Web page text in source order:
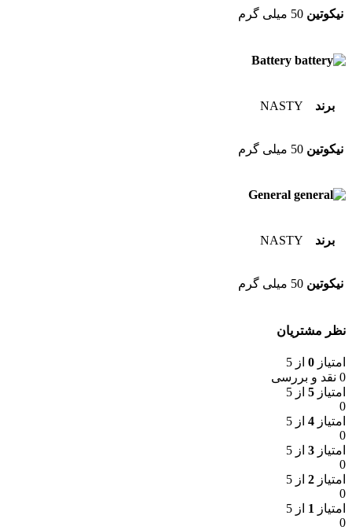
نیکوتین 50 میلی گرم
Battery
برند NASTY
نیکوتین 50 میلی گرم
General
برند NASTY
نیکوتین 50 میلی گرم
نظر مشتریان
امتیاز 0 از 5
0 نقد و بررسی
امتیاز 5 از 5
0
امتیاز 4 از 5
0
امتیاز 3 از 5
0
امتیاز 2 از 5
0
امتیاز 1 از 5
0